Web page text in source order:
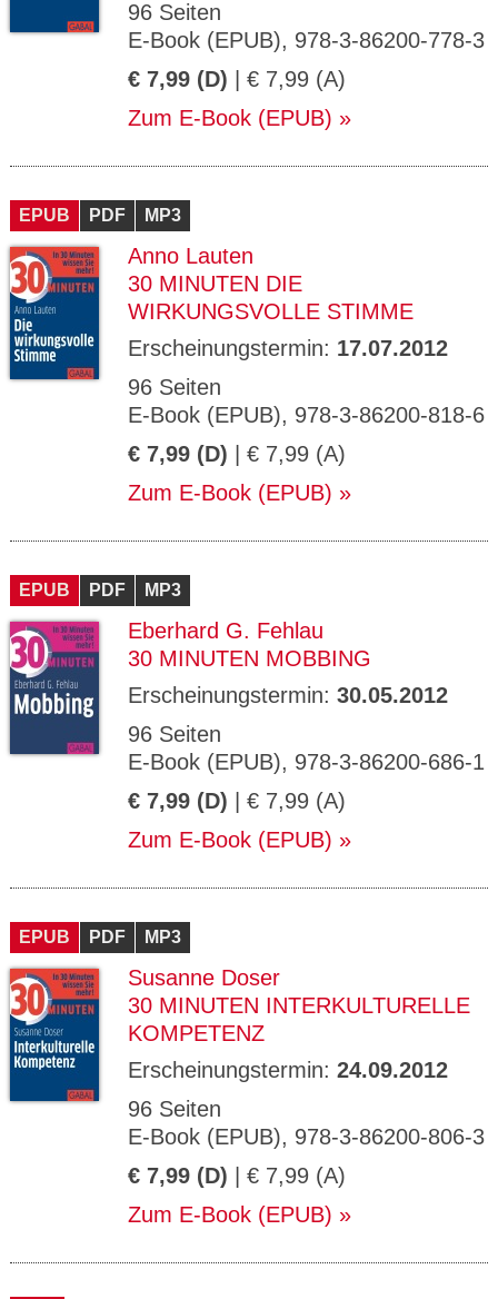
96 Seiten
E-Book (EPUB), 978-3-86200-778-3
€ 7,99 (D) | € 7,99 (A)
Zum E-Book (EPUB)
EPUB PDF MP3
Anno Lauten
30 MINUTEN DIE
WIRKUNGSVOLLE STIMME
Erscheinungstermin: 17.07.2012
96 Seiten
E-Book (EPUB), 978-3-86200-818-6
€ 7,99 (D) | € 7,99 (A)
Zum E-Book (EPUB)
EPUB PDF MP3
Eberhard G. Fehlau
30 MINUTEN MOBBING
Erscheinungstermin: 30.05.2012
96 Seiten
E-Book (EPUB), 978-3-86200-686-1
€ 7,99 (D) | € 7,99 (A)
Zum E-Book (EPUB)
EPUB PDF MP3
Susanne Doser
30 MINUTEN INTERKULTURELLE
KOMPETENZ
Erscheinungstermin: 24.09.2012
96 Seiten
E-Book (EPUB), 978-3-86200-806-3
€ 7,99 (D) | € 7,99 (A)
Zum E-Book (EPUB)